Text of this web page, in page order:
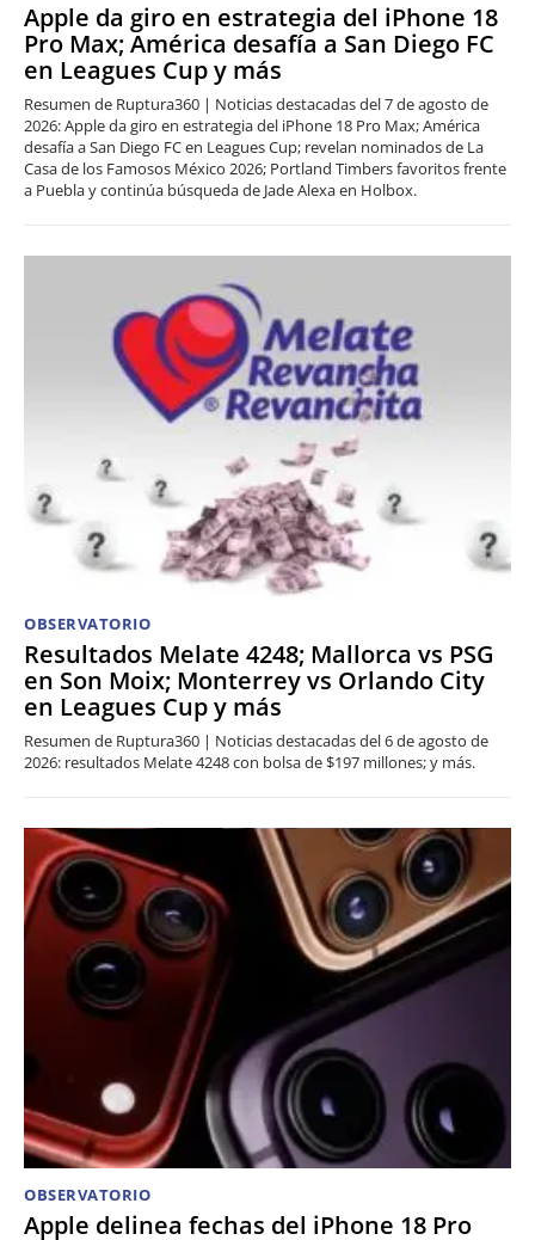
Apple da giro en estrategia del iPhone 18
Pro Max; América desafía a San Diego FC
en Leagues Cup y más
Resumen de Ruptura360 | Noticias destacadas del 7 de agosto de
2026: Apple da giro en estrategia del iPhone 18 Pro Max; América
desafía a San Diego FC en Leagues Cup; revelan nominados de La
Casa de los Famosos México 2026; Portland Timbers favoritos frente
a Puebla y continúa búsqueda de Jade Alexa en Holbox.
OBSERVATORIO
Resultados Melate 4248; Mallorca vs PSG
en Son Moix; Monterrey vs Orlando City
en Leagues Cup y más
Resumen de Ruptura360 | Noticias destacadas del 6 de agosto de
2026: resultados Melate 4248 con bolsa de $197 millones; y más.
OBSERVATORIO
Apple delinea fechas del iPhone 18 Pro